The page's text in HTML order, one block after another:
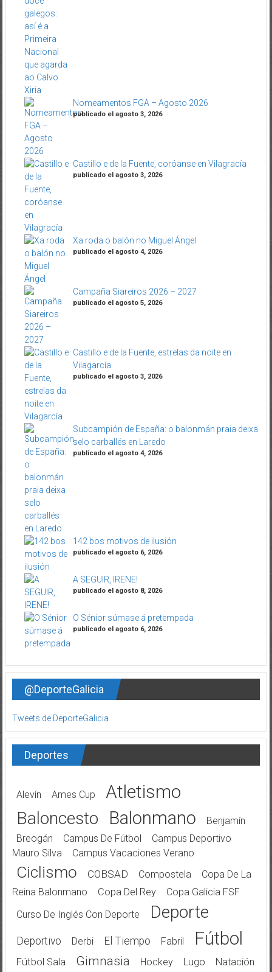
Nomeamentos FGA – Agosto 2026
publicado el agosto 3, 2026
Castillo e de la Fuente, coróanse en Vilagracía
publicado el agosto 3, 2026
Xa roda o balón no Miguel Ángel
publicado el agosto 4, 2026
Campaña Siareiros 2026 – 2027
publicado el agosto 5, 2026
Castillo e de la Fuente, estrelas da noite en
Vilagarcía
publicado el agosto 3, 2026
Subcampión de España: o balonmán praia deixa
selo carballés en Laredo
publicado el agosto 4, 2026
142 bos motivos de ilusión
publicado el agosto 6, 2026
A SEGUIR, IRENE!
publicado el agosto 8, 2026
O Sénior súmase á pretempada
publicado el agosto 6, 2026
@DeporteGalicia
Tweets de DeporteGalicia
Deportes
Alevín Ames Cup Atletismo
Baloncesto Balonmano
Benjamín
Breogán
Campus De Fútbol
Campus Deportivo
Mauro Silva
Campus Vacaciones Verano
Ciclismo COBSAD Compostela
Copa De La
Reina Balonmano
Copa Del Rey
Copa Galicia FSF
Curso De Inglés Con Deporte
Deporte
Deportivo Derbi El Tiempo Fabril Fútbol
Fútbol Sala Gimnasia Hockey Lugo Natación